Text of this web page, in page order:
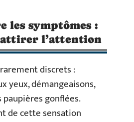
les symptômes :
l’attention
discrets :
yeux, démangeaisons,
gonflées.
de cette sensation